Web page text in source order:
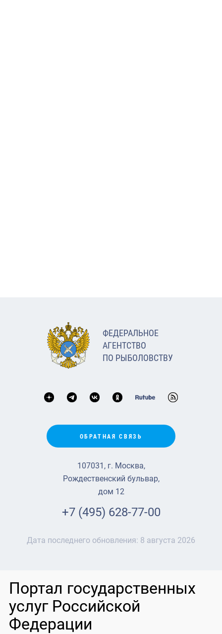
ФЕДЕРАЛЬНОЕ
АГЕНТСТВО
ПО РЫБОЛОВСТВУ
ОБРАТНАЯ СВЯЗЬ
107031, г. Москва,
Рождественский бульвар,
дом 12
+7 (495) 628-77-00
Дата последнего обновления: 8 августа 2026
Портал государственных
услуг Российской
Федерации